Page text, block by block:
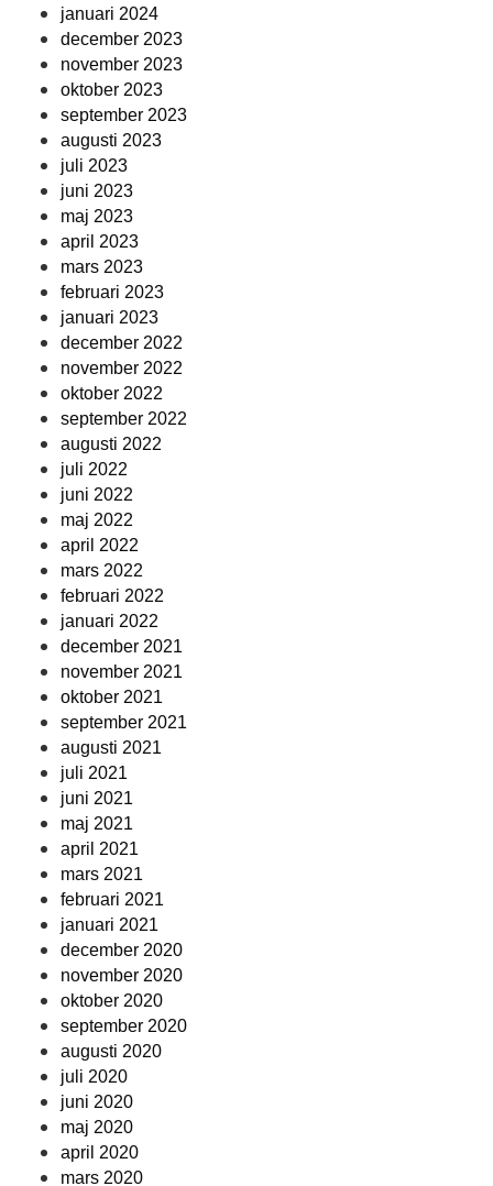
januari 2024
december 2023
november 2023
oktober 2023
september 2023
augusti 2023
juli 2023
juni 2023
maj 2023
april 2023
mars 2023
februari 2023
januari 2023
december 2022
november 2022
oktober 2022
september 2022
augusti 2022
juli 2022
juni 2022
maj 2022
april 2022
mars 2022
februari 2022
januari 2022
december 2021
november 2021
oktober 2021
september 2021
augusti 2021
juli 2021
juni 2021
maj 2021
april 2021
mars 2021
februari 2021
januari 2021
december 2020
november 2020
oktober 2020
september 2020
augusti 2020
juli 2020
juni 2020
maj 2020
april 2020
mars 2020